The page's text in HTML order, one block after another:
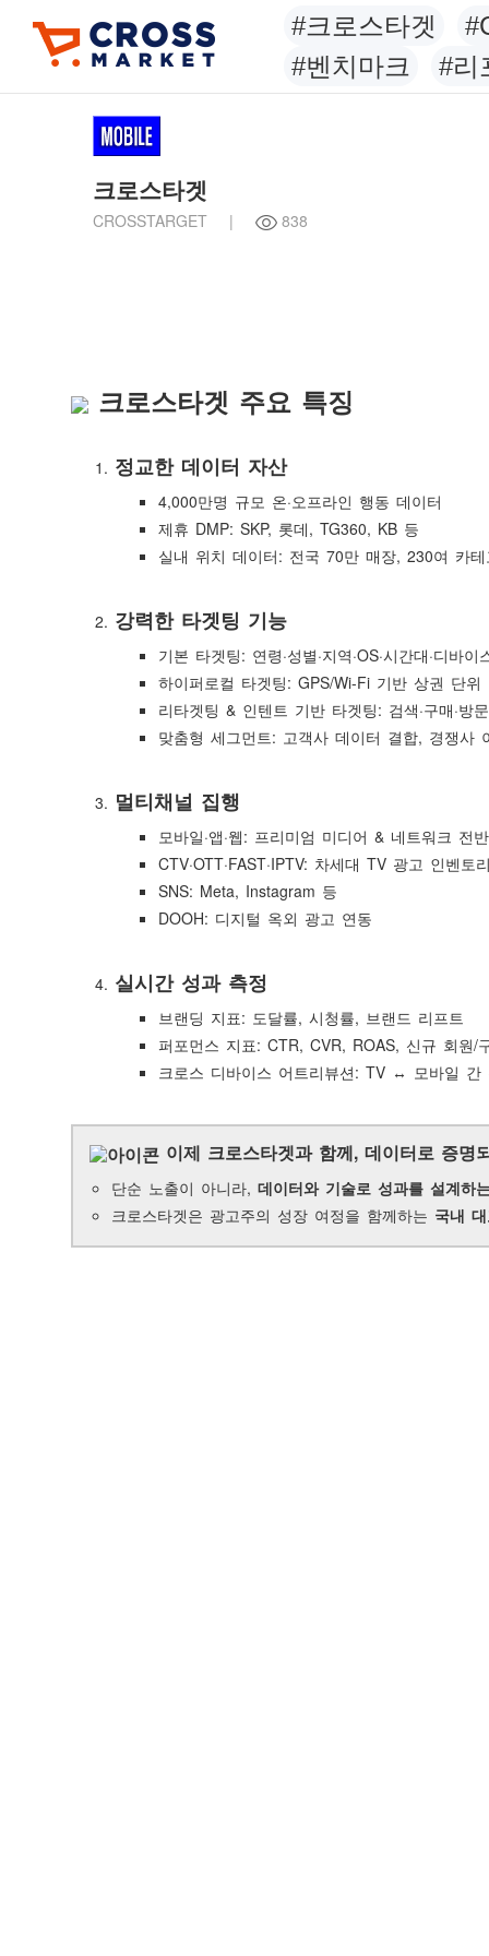
#크로스타겟
#벤치마크
#리
크로스타겟
CROSSTARGET | 838
크로스타겟 주요 특징
정교한 데이터 자산
4,000만명 규모 온·오프라인 행동 데이터
제휴 DMP: SKP, 롯데, TG360, KB 등
실내 위치 데이터: 전국 70만 매장, 230여 카
강력한 타겟팅 기능
기본 타겟팅: 연령·성별·지역·OS·시간대·디바이
하이퍼로컬 타겟팅: GPS/Wi-Fi 기반 상권 단위
리타겟팅 & 인텐트 기반 타겟팅: 검색·구매·방
맞춤형 세그먼트: 고객사 데이터 결합, 경쟁사
멀티채널 집행
모바일·앱·웹: 프리미엄 미디어 & 네트워크 전반
CTV·OTT·FAST·IPTV: 차세대 TV 광고 인벤토
SNS: Meta, Instagram 등
DOOH: 디지털 옥외 광고 연동
실시간 성과 측정
브랜딩 지표: 도달률, 시청률, 브랜드 리프트
퍼포먼스 지표: CTR, CVR, ROAS, 신규 회원/
크로스 디바이스 어트리뷰션: TV ↔ 모바일 간
이제 크로스타겟과 함께, 데이터로 증명
단순 노출이 아니라, 데이터와 기술로 성과를 설계하
크로스타겟은 광고주의 성장 여정을 함께하는 국내